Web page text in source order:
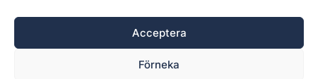
Acceptera
Förneka
Östernäsvägen 1, 827 32 Ljusdal, org.nr: 556625-6425 -
Ansvarig utgivare: Henrik Ekberg. Innehållet på denna
webbplats är upphovsrättsligt skyddat. Ange källa vid citering.
Byggvärlden är en del avMarknadsdatagruppen